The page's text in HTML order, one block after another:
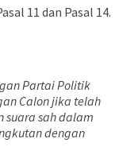
11 dan Pasal 14.
Partai Politik
Calon jika telah
suara sah dalam
dengan